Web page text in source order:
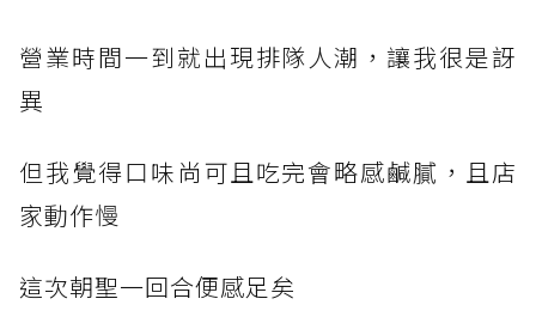
營業時間一到就出現排隊人潮，讓我很是訝
異
但我覺得口味尚可且吃完會略感鹹膩，且店
家動作慢
這次朝聖一回合便感足矣